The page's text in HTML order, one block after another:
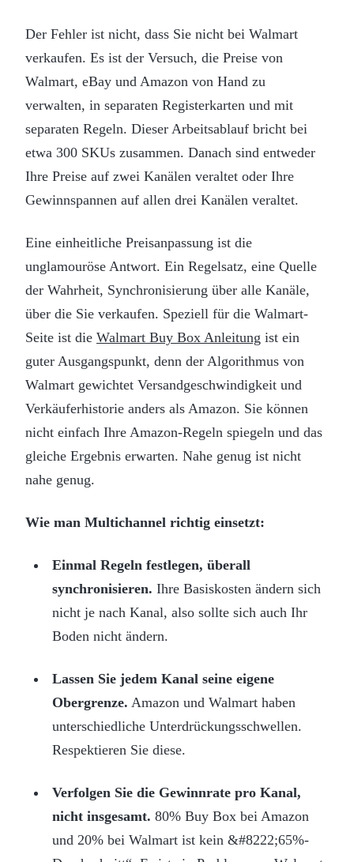
Der Fehler ist nicht, dass Sie nicht bei Walmart
verkaufen. Es ist der Versuch, die Preise von
Walmart, eBay und Amazon von Hand zu
verwalten, in separaten Registerkarten und mit
separaten Regeln. Dieser Arbeitsablauf bricht bei
etwa 300 SKUs zusammen. Danach sind entweder
Ihre Preise auf zwei Kanälen veraltet oder Ihre
Gewinnspannen auf allen drei Kanälen veraltet.
Eine einheitliche Preisanpassung ist die
unglamouröse Antwort. Ein Regelsatz, eine Quelle
der Wahrheit, Synchronisierung über alle Kanäle,
über die Sie verkaufen. Speziell für die Walmart-
Seite ist die Walmart Buy Box Anleitung ist ein
guter Ausgangspunkt, denn der Algorithmus von
Walmart gewichtet Versandgeschwindigkeit und
Verkäuferhistorie anders als Amazon. Sie können
nicht einfach Ihre Amazon-Regeln spiegeln und das
gleiche Ergebnis erwarten. Nahe genug ist nicht
nahe genug.
Wie man Multichannel richtig einsetzt:
Einmal Regeln festlegen, überall
synchronisieren. Ihre Basiskosten ändern sich
nicht je nach Kanal, also sollte sich auch Ihr
Boden nicht ändern.
Lassen Sie jedem Kanal seine eigene
Obergrenze. Amazon und Walmart haben
unterschiedliche Unterdrückungsschwellen.
Respektieren Sie diese.
Verfolgen Sie die Gewinnrate pro Kanal,
nicht insgesamt. 80% Buy Box bei Amazon
und 20% bei Walmart ist kein &#8222;65%-